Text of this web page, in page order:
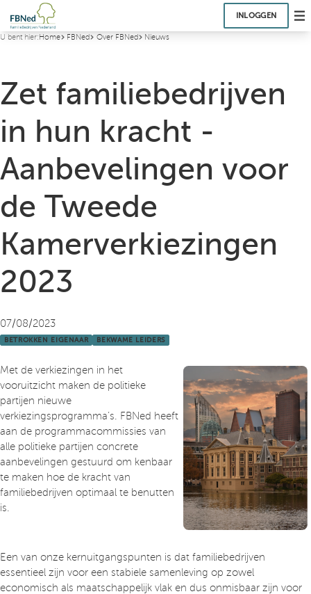
INLOGGEN
U bent hier:Home FBNed Over FBNed Nieuws
Zet familiebedrijven
in hun kracht -
Aanbevelingen voor
de Tweede
Kamerverkiezingen
2023
07/08/2023
BETROKKEN EIGENAAR BEKWAME LEIDERS
Met de verkiezingen in het
vooruitzicht maken de politieke
partijen nieuwe
verkiezingsprogramma’s. FBNed heeft
aan de programmacommissies van
alle politieke partijen concrete
aanbevelingen gestuurd om kenbaar
te maken hoe de kracht van
familiebedrijven optimaal te benutten
is.
Een van onze kernuitgangspunten is dat familiebedrijven
essentieel zijn voor een stabiele samenleving op zowel
economisch als maatschappelijk vlak en dus onmisbaar zijn voor